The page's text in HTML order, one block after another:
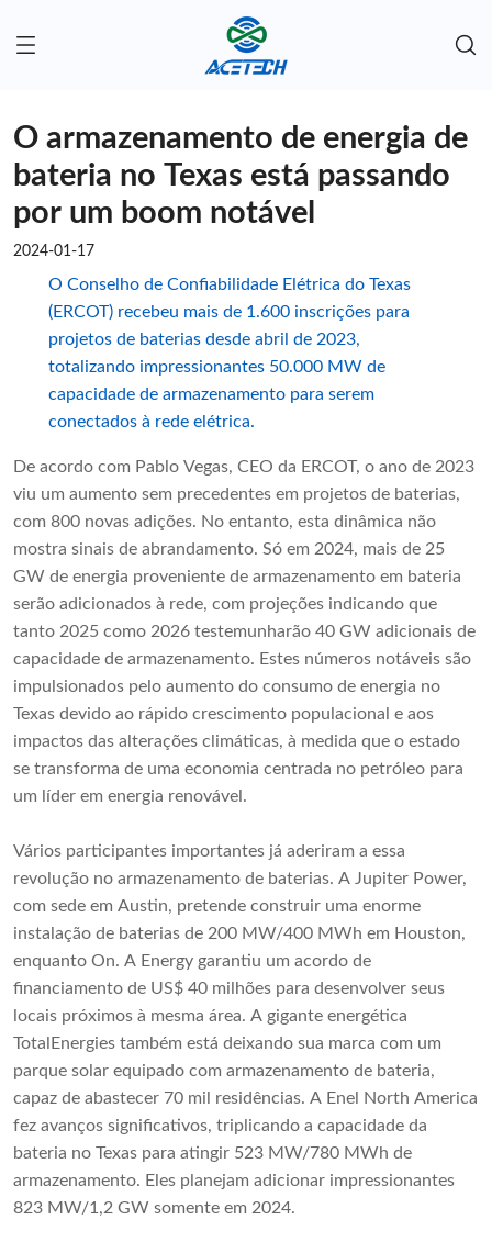
O armazenamento de energia de
bateria no Texas está passando
por um boom notável
2024-01-17
O Conselho de Confiabilidade Elétrica do Texas
(ERCOT) recebeu mais de 1.600 inscrições para
projetos de baterias desde abril de 2023,
totalizando impressionantes 50.000 MW de
capacidade de armazenamento para serem
conectados à rede elétrica.
De acordo com Pablo Vegas, CEO da ERCOT, o ano de 2023
viu um aumento sem precedentes em projetos de baterias,
com 800 novas adições. No entanto, esta dinâmica não
mostra sinais de abrandamento. Só em 2024, mais de 25
GW de energia proveniente de armazenamento em bateria
serão adicionados à rede, com projeções indicando que
tanto 2025 como 2026 testemunharão 40 GW adicionais de
capacidade de armazenamento. Estes números notáveis ​​são
impulsionados pelo aumento do consumo de energia no
Texas devido ao rápido crescimento populacional e aos
impactos das alterações climáticas, à medida que o estado
se transforma de uma economia centrada no petróleo para
um líder em energia renovável.
Vários participantes importantes já aderiram a essa
revolução no armazenamento de baterias. A Jupiter Power,
com sede em Austin, pretende construir uma enorme
instalação de baterias de 200 MW/400 MWh em Houston,
enquanto On. A Energy garantiu um acordo de
financiamento de US$ 40 milhões para desenvolver seus
locais próximos à mesma área. A gigante energética
TotalEnergies também está deixando sua marca com um
parque solar equipado com armazenamento de bateria,
capaz de abastecer 70 mil residências. A Enel North America
fez avanços significativos, triplicando a capacidade da
bateria no Texas para atingir 523 MW/780 MWh de
armazenamento. Eles planejam adicionar impressionantes
823 MW/1,2 GW somente em 2024.